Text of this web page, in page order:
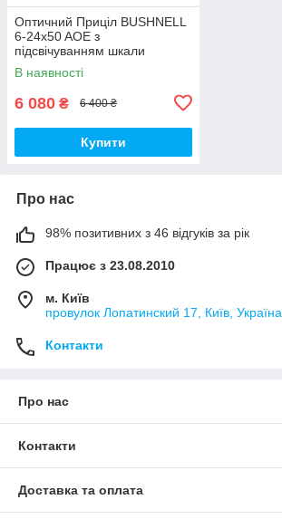
Оптичний Приціл BUSHNELL
6-24x50 AOE з
підсвічуванням шкали
В наявності
6 080 ₴ 6 400 ₴
Купити
Про нас
98% позитивних з 46 відгуків за рік
Працює з 23.08.2010
м. Київ
провулок Лопатинский 17, Київ, Україна
Контакти
Про нас
Контакти
Доставка та оплата